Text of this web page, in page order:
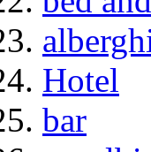
Hotel
bar